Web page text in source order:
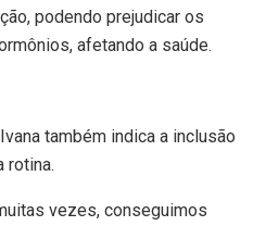
podendo prejudicar os
afetando a saúde.
também indica a inclusão
rotina.
vezes, conseguimos